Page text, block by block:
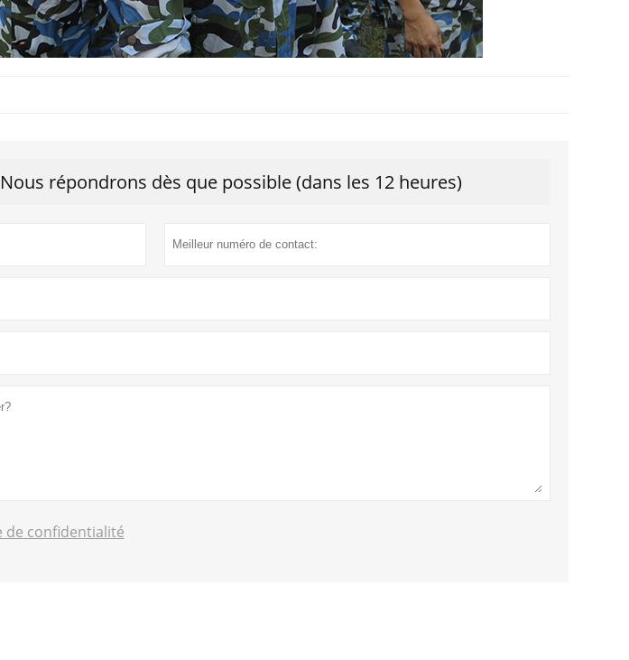
répondrons dès que possible (dans les 12 heures)
de confidentialité